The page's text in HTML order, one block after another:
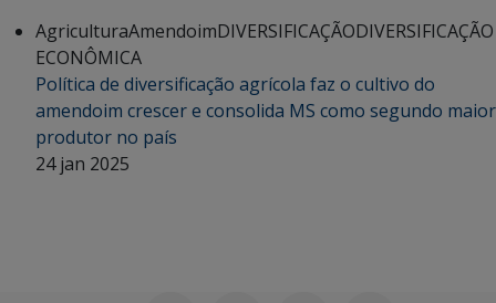
AgriculturaAmendoimDIVERSIFICAÇÃODIVERSIFICAÇÃO
ECONÔMICA
Política de diversificação agrícola faz o cultivo do
amendoim crescer e consolida MS como segundo maior
produtor no país
24 jan 2025